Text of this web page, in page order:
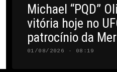
Michael “PQD”
vitória hoje no
patrocínio da
01/08/2026 · 08:19